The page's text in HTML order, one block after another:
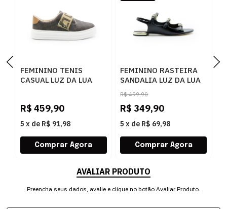
FEMININO TENIS
CASUAL LUZ DA LUA
AMENDOA OURO
R$ 459,90
5 x de R$ 91,98
FEMININO RASTEIRA
SANDALIA LUZ DA LUA
80270037 ATACAMA
PRETO
R$ 499,90
R$ 349,90
5 x de R$ 69,98
AVALIAR PRODUTO
Preencha seus dados, avalie e clique no botão Avaliar Produto.